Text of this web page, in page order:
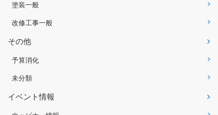
塗装一般
改修工事一般
その他
予算消化
未分類
イベント情報